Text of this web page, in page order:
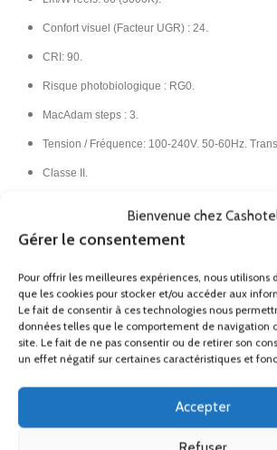
Bienvenue chez
Gérer le consentement
Pour offrir les meilleures expériences, nous utilisons
que les cookies pour stocker et/ou accéder aux
Le fait de consentir à ces technologies nous
données telles que le comportement de navigation
site. Le fait de ne pas consentir ou de retirer son
un effet négatif sur certaines caractéristiques et
Accepter
Confort visuel (Facteur UGR) : 24.
CRI: 90.
Risque photobiologique : RG0.
MacAdam steps : 3.
Tension / Fréquence: 100-240V. 50-60Hz.
Classe II.
Les couleurs affichées sont approximatives et
différents types de matériaux et de finitions, ainsi
d’éclairage et d’impression.
France
Corse)